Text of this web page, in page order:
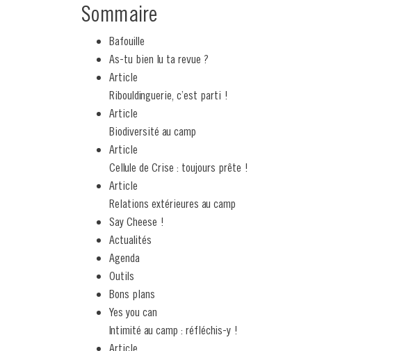
Sommaire
Bafouille
As-tu bien lu ta revue ?
Article
Ribouldinguerie, c’est parti !
Article
Biodiversité au camp
Article
Cellule de Crise : toujours prête !
Article
Relations extérieures au camp
Say Cheese !
Actualités
Agenda
Outils
Bons plans
Yes you can
Intimité au camp : réfléchis-y !